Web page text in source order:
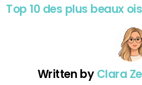
Top 10 des plus beaux
Written byClara